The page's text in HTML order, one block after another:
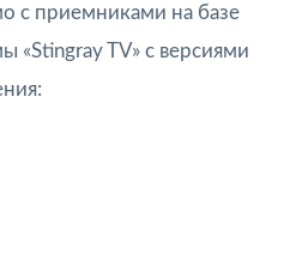
с приемниками на базе
TV» с версиями